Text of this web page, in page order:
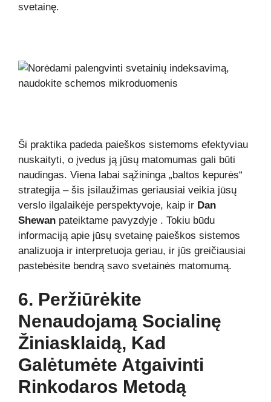
svetainę.
Ši praktika padeda paieškos sistemoms efektyviau
nuskaityti, o įvedus ją jūsų matomumas gali būti
naudingas. Viena labai sąžininga „baltos kepurės“
strategija – šis įsilaužimas geriausiai veikia jūsų
verslo ilgalaikėje perspektyvoje, kaip ir Dan
Shewan pateiktame pavyzdyje . Tokiu būdu
informaciją apie jūsų svetainę paieškos sistemos
analizuoja ir interpretuoja geriau, ir jūs greičiausiai
pastebėsite bendrą savo svetainės matomumą.
6. Peržiūrėkite
Nenaudojamą Socialinę
Žiniasklaidą, Kad
Galėtumėte Atgaivinti
Rinkodaros Metodą